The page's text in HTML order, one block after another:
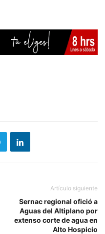
Artículo siguiente
Sernac regional ofició a
Aguas del Altiplano por
extenso corte de agua en
Alto Hospicio